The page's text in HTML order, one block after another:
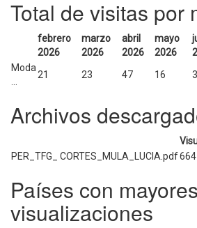
Total de visitas por
febrero
2026
marzo
2026
abril
2026
mayo
2026
Moda
21 23 47 16
Archivos
PER_TFG_ CORTES_MULA_LUCIA.pdf664
Países con mayores
visualizaciones